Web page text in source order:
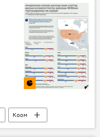
Ош шаарынын Навои көчөсүнө ачылган эстакадалык жаңы көпүрө
Коом
ICM Research